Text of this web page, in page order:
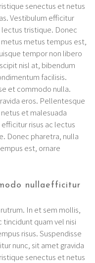
senectus et netus
Vestibulum efficitur
tristique. Donec
metus tempus est,
tempor non libero
nisl at, bibendum
facilisis.
et commodo nulla.
eros. Pellentesque
et malesuada
risus ac lectus
Donec pharetra, nulla
est, ornare
nullaefficitur
In et sem mollis,
tincidunt quam vel nisi
risus. Suspendisse
nunc, sit amet gravida
senectus et netus